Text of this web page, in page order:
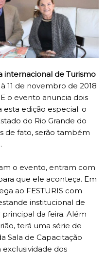
internacional de Turismo
11 de novembro de 2018
o evento anuncia dois
edição especial: o
do Rio Grande do
de fato, serão também
o evento, entram com
que ele aconteça. Em
ao FESTURIS com
institucional de
da feira. Além
terá uma série de
Sala de Capacitação
exclusividade dos